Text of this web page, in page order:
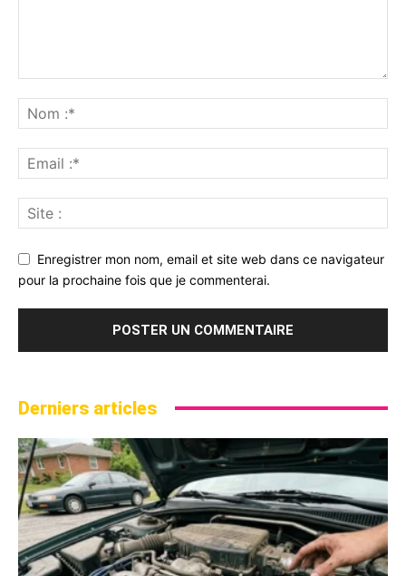
Enregistrer mon nom, email et site web dans ce navigateur
pour la prochaine fois que je commenterai.
Derniers articles